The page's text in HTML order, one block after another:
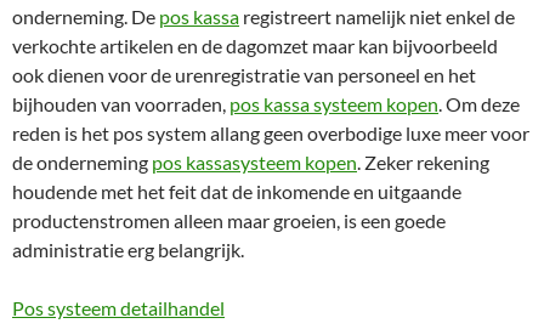
onderneming. De pos kassa registreert namelijk niet enkel de
verkochte artikelen en de dagomzet maar kan bijvoorbeeld
ook dienen voor de urenregistratie van personeel en het
bijhouden van voorraden, pos kassa systeem kopen. Om deze
reden is het pos system allang geen overbodige luxe meer voor
de onderneming pos kassasysteem kopen. Zeker rekening
houdende met het feit dat de inkomende en uitgaande
productenstromen alleen maar groeien, is een goede
administratie erg belangrijk.
Pos systeem detailhandel